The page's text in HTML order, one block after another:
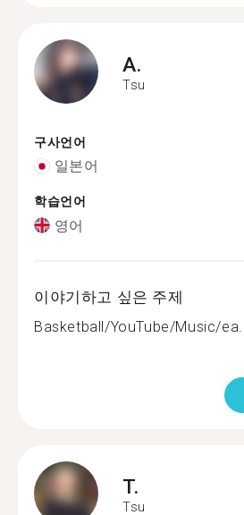
A.
Tsu
구사언어
일본어
학습언어
영어
이야기하고 싶은 주제
Basketball/YouTube/Music/ea...
T.
Tsu